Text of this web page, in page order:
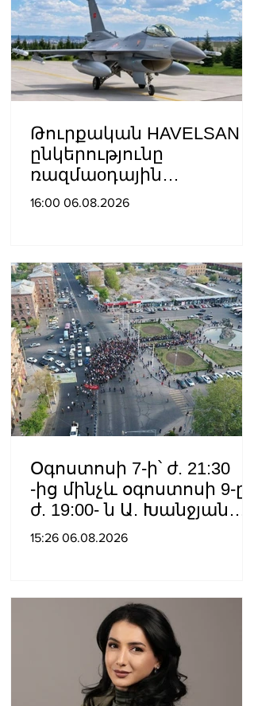
Թուրքական HAVELSAN
ընկերությունը
ռազմաoդային
գործողությունների
Ադրբեջանին
16:00 06.08.2026
Օգոստոսի 7-ի՝ ժ. 21:30
-ից մինչև օգոստոսի 9-ը՝
ժ. 19:00- ն Ա. Խանջյան
փողոցի
ուղետարը մինչև Տ. Մեծի
պողոտա խաչմերուկը
երթևեկության համար
փակ է լինելու
15:26 06.08.2026